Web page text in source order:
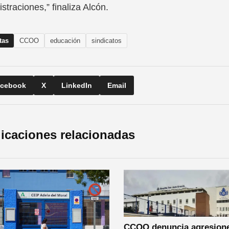
finaliza Alcón.
CCOO educación sindicatos
X LinkedIn Email
relacionadas
CCOO denuncia